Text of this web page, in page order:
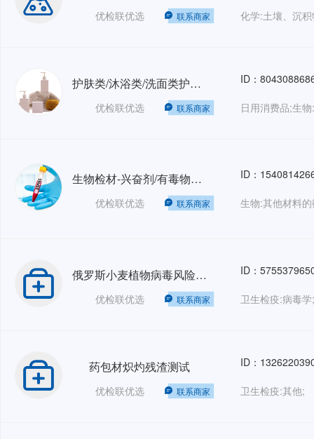
优检联优选 联系商家 化学:土壤、沉
护肤类/沐浴类/洗面类护肤品-微生物、重金属、急皮、眼刺激试验
优检联优选 联系商家
ID：
生物检材-兴奋剂/有毒物质检测-SF/ZJD
优检联优选 联系商家
ID：
俄罗斯小麦植物病毒风险评估分析
优检联优选 联系商家
ID：
卫生检疫:病毒学;
药包材炽灼残渣测试
优检联优选 联系商家
ID：
卫生检疫:其他;